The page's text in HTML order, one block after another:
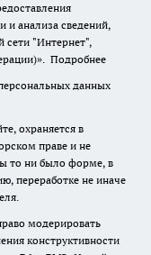
и анализа сведений,
сети "Интернет",
Подробнее
данных
охраняется в
праве и не
то ни было форме, в
переработке не иначе
модерировать
конструктивности